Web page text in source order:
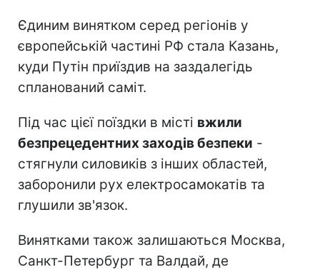
Єдиним винятком серед регіонів у
європейській частині РФ стала Казань,
куди Путін приїздив на заздалегідь
спланований саміт.
Під час цієї поїздки в місті вжили
безпрецедентних заходів безпеки -
стягнули силовиків з інших областей,
заборонили рух електросамокатів та
глушили зв'язок.
Винятками також залишаються Москва,
Санкт-Петербург та Валдай, де